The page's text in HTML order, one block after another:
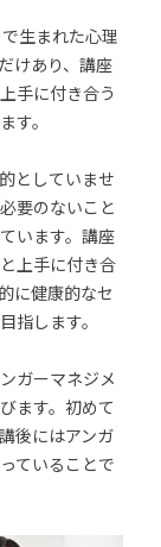
生まれた心理
けあり、講座
手に付き合う
す。
としていませ
要のないこと
います。講座
上手に付き合
に健康的なセ
指します。
ガーマネジメ
ます。初めて
後にはアンガ
ていることで